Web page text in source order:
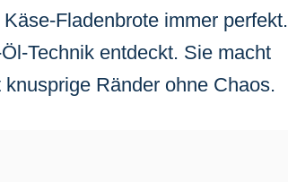
Fladenbrote immer perfekt.
Technik entdeckt. Sie macht
Ränder ohne Chaos.